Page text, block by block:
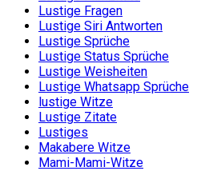
Lustige Fragen
Lustige Siri Antworten
Lustige Sprüche
Lustige Status Sprüche
Lustige Weisheiten
Lustige Whatsapp Sprüche
lustige Witze
Lustige Zitate
Lustiges
Makabere Witze
Mami-Mami-Witze